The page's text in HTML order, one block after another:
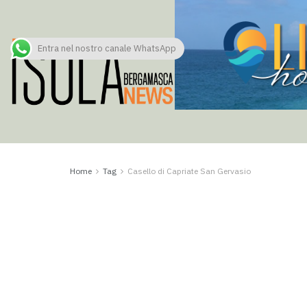
Home Tag Casello di Capriate San Gervasio
Entra nel nostro canale WhatsApp